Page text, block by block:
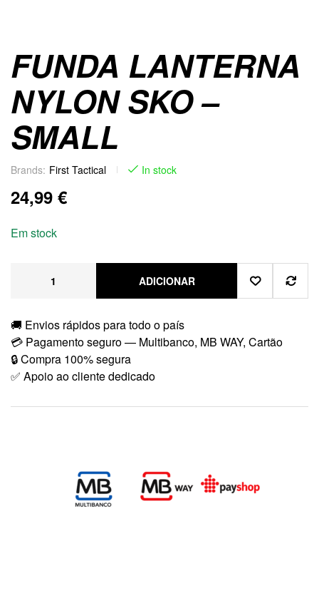
FUNDA LANTERNA
NYLON SKO –
SMALL
Brands: First Tactical In stock
24,99 €
Em stock
ADICIONAR
🚚 Envios rápidos para todo o país
💳 Pagamento seguro — Multibanco, MB WAY, Cartão
🔒 Compra 100% segura
✅ Apoio ao cliente dedicado